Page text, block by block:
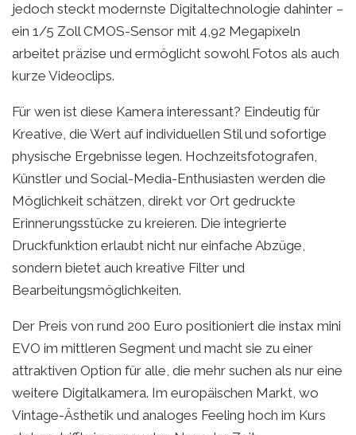
jedoch steckt modernste Digitaltechnologie dahinter –
ein 1/5 Zoll CMOS-Sensor mit 4,92 Megapixeln
arbeitet präzise und ermöglicht sowohl Fotos als auch
kurze Videoclips.
Für wen ist diese Kamera interessant? Eindeutig für
Kreative, die Wert auf individuellen Stil und sofortige
physische Ergebnisse legen. Hochzeitsfotografen,
Künstler und Social-Media-Enthusiasten werden die
Möglichkeit schätzen, direkt vor Ort gedruckte
Erinnerungsstücke zu kreieren. Die integrierte
Druckfunktion erlaubt nicht nur einfache Abzüge,
sondern bietet auch kreative Filter und
Bearbeitungsmöglichkeiten.
Der Preis von rund 200 Euro positioniert die instax mini
EVO im mittleren Segment und macht sie zu einer
attraktiven Option für alle, die mehr suchen als nur eine
weitere Digitalkamera. Im europäischen Markt, wo
Vintage-Ästhetik und analoges Feeling hoch im Kurs